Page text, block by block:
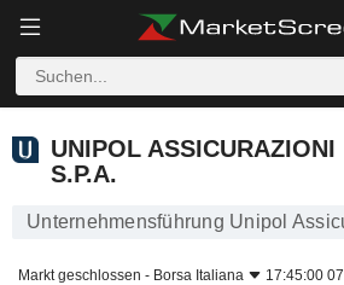
UNIPOL ASSICURAZIONI S.P.A.
UNIPOL ASSICURAZIONI
S.P.A.
Unternehmensführung Unipol
Markt geschlossen - Borsa Italiana 17:45:00